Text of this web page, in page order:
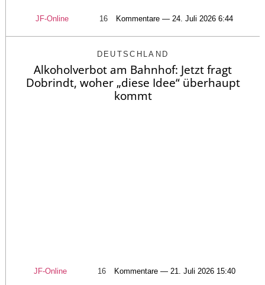
JF-Online 16 Kommentare — 24. Juli 2026 6:44
DEUTSCHLAND
Alkoholverbot am Bahnhof: Jetzt fragt
Dobrindt, woher „diese Idee“ überhaupt
kommt
JF-Online 16 Kommentare — 21. Juli 2026 15:40